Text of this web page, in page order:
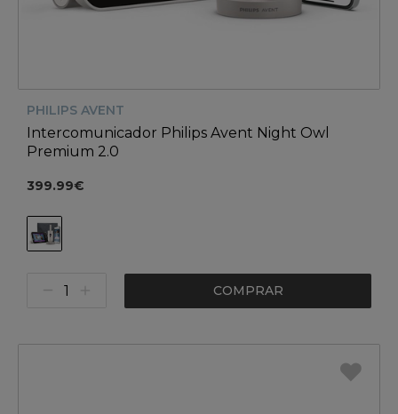
PHILIPS AVENT
Intercomunicador Philips Avent Night Owl
Premium 2.0
399.99€
COMPRAR